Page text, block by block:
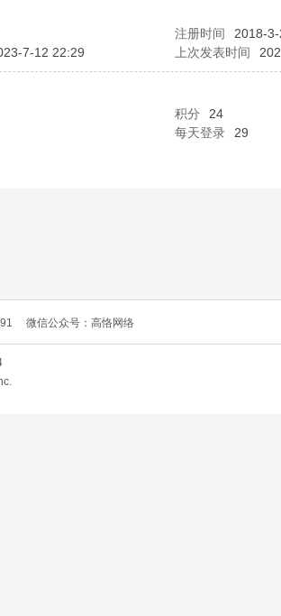
注册时间
2018-
7-12 22:29 上次发表时间
积分
24
每天登录
29
微信公众号：高恪网络